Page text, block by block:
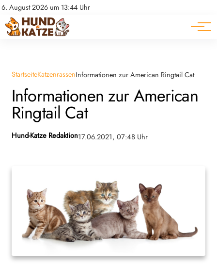
6. August 2026 um 13:44 Uhr
Datenschutz
Impressum
Pferde
Ratgeber
StartseiteKatzenrassenInformationen zur American Ringtail Cat
Informationen zur American
Ringtail Cat
Hund-Katze Redaktion17.06.2021, 07:48 Uhr